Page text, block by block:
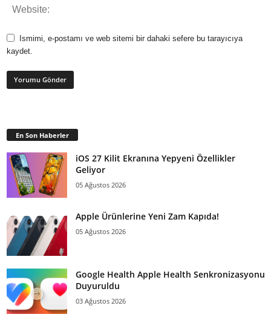
Ismimi, e-postamı ve web sitemi bir dahaki sefere bu tarayıcıya
kaydet.
En Son Haberler
iOS 27 Kilit Ekranına Yepyeni Özellikler
Geliyor
05 Ağustos 2026
Apple Ürünlerine Yeni Zam Kapıda!
05 Ağustos 2026
Google Health Apple Health Senkronizasyonu
Duyuruldu
03 Ağustos 2026